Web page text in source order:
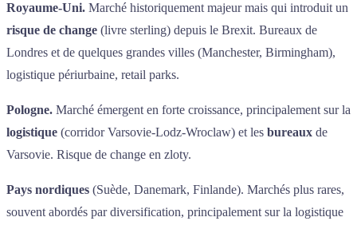
Royaume-Uni. Marché historiquement majeur mais qui introduit un
risque de change (livre sterling) depuis le Brexit. Bureaux de
Londres et de quelques grandes villes (Manchester, Birmingham),
logistique périurbaine, retail parks.
Pologne. Marché émergent en forte croissance, principalement sur la
logistique (corridor Varsovie-Lodz-Wroclaw) et les bureaux de
Varsovie. Risque de change en zloty.
Pays nordiques (Suède, Danemark, Finlande). Marchés plus rares,
souvent abordés par diversification, principalement sur la logistique